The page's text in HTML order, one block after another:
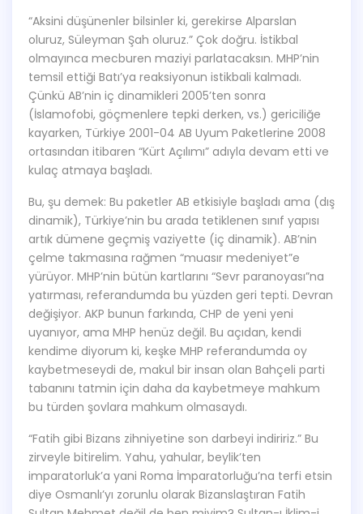
“Aksini düşünenler bilsinler ki, gerekirse Alparslan
oluruz, Süleyman Şah oluruz.” Çok doğru. İstikbal
olmayınca mecburen maziyi parlatacaksın. MHP’nin
temsil ettiği Batı’ya reaksiyonun istikbali kalmadı.
Çünkü AB’nin iç dinamikleri 2005’ten sonra
(İslamofobi, göçmenlere tepki derken, vs.) gericiliğe
kayarken, Türkiye 2001-04 AB Uyum Paketlerine 2008
ortasından itibaren “Kürt Açılımı” adıyla devam etti ve
kulaç atmaya başladı.
Bu, şu demek: Bu paketler AB etkisiyle başladı ama (dış
dinamik), Türkiye’nin bu arada tetiklenen sınıf yapısı
artık dümene geçmiş vaziyette (iç dinamik). AB’nin
çelme takmasına rağmen “muasır medeniyet”e
yürüyor. MHP’nin bütün kartlarını “Sevr paranoyası”na
yatırması, referandumda bu yüzden geri tepti. Devran
değişiyor. AKP bunun farkında, CHP de yeni yeni
uyanıyor, ama MHP henüz değil. Bu açıdan, kendi
kendime diyorum ki, keşke MHP referandumda oy
kaybetmeseydi de, makul bir insan olan Bahçeli parti
tabanını tatmin için daha da kaybetmeye mahkum
bu türden şovlara mahkum olmasaydı.
“Fatih gibi Bizans zihniyetine son darbeyi indiririz.” Bu
zirveyle bitirelim. Yahu, yahular, beylik’ten
imparatorluk’a yani Roma İmparatorluğu’na terfi etsin
diye Osmanlı’yı zorunlu olarak Bizanslaştıran Fatih